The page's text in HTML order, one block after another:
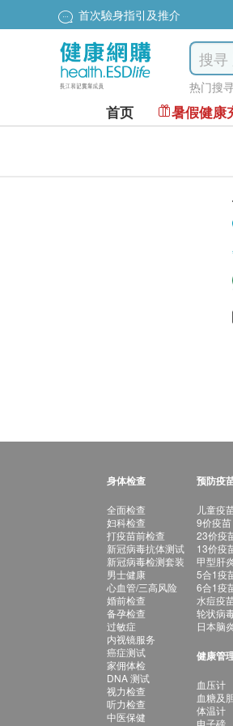
首次驗身指引及推介
热门搜
首页 暑假健康
身体检查
全面检查
妇科检查
打疫苗前检查
新冠病毒抗体测试
新冠病毒检测套装
男士健康
心血管/三高风险
婚前检查
备孕检查
过敏症
内视镜服务
癌症测试
家佣体检
DNA 测试
视力检查
听力检查
中医保健
预防疫
儿童疫
9价疫苗
23价疫
13价疫
甲型肝
5合1疫
6合1疫
水痘疫
轮状病
日本脑
健康管
血压计
血糖及
体温计
电子磅